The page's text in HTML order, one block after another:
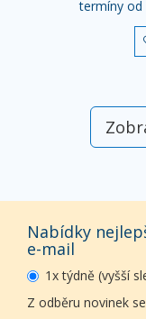
termíny od
Nabídky
e-mail
1x týdně (vyšší
Z odběru novinek